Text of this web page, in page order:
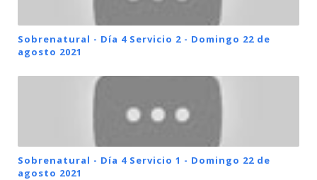
Sobrenatural - Día 4 Servicio 2 - Domingo 22 de
agosto 2021
Sobrenatural - Día 4 Servicio 1 - Domingo 22 de
agosto 2021